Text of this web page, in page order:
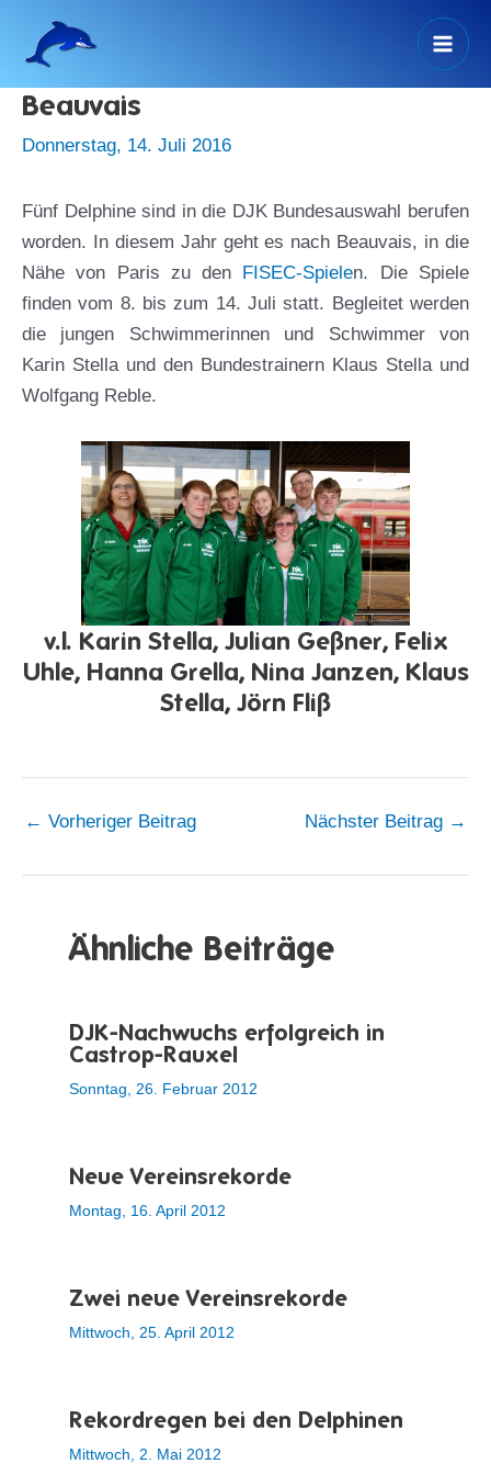
Inhalt
springen
Beauvais
Donnerstag, 14. Juli 2016
Fünf Delphine sind in die DJK Bundesauswahl berufen
worden. In diesem Jahr geht es nach Beauvais, in die
Nähe von Paris zu den FISEC-Spielen. Die Spiele
finden vom 8. bis zum 14. Juli statt. Begleitet werden
die jungen Schwimmerinnen und Schwimmer von
Karin Stella und den Bundestrainern Klaus Stella und
Wolfgang Reble.
v.l. Karin Stella, Julian Geßner, Felix
Uhle, Hanna Grella, Nina Janzen, Klaus
Stella, Jörn Fliß
← Vorheriger Beitrag Nächster Beitrag →
Ähnliche Beiträge
DJK-Nachwuchs erfolgreich in
Castrop-Rauxel
Sonntag, 26. Februar 2012
Neue Vereinsrekorde
Montag, 16. April 2012
Zwei neue Vereinsrekorde
Mittwoch, 25. April 2012
Rekordregen bei den Delphinen
Mittwoch, 2. Mai 2012